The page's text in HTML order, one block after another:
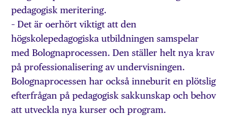
pedagogisk meritering.
– Det är oerhört viktigt att den
högskolepedagogiska utbildningen samspelar
med Bolognaprocessen. Den ställer helt nya krav
på professionalisering av undervisningen.
Bolognaprocessen har också inneburit en plötslig
efterfrågan på pedagogisk sakkunskap och behov
att utveckla nya kurser och program.